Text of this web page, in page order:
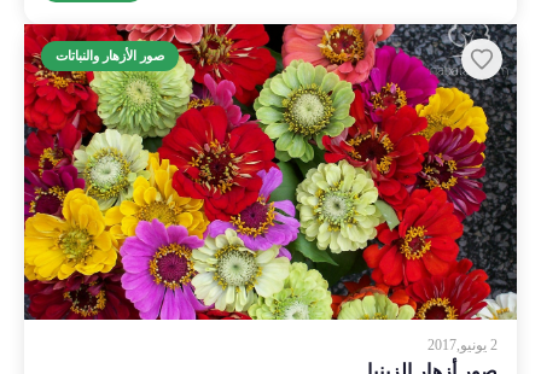
صور الأزهار والنباتات
2 يونيو,2017